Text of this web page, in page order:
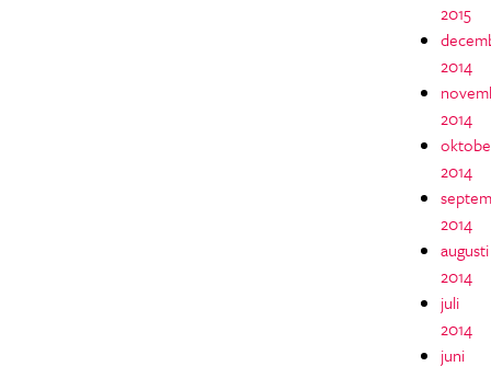
2015
2014
2014
2014
2014
augusti
2014
juli
2014
juni